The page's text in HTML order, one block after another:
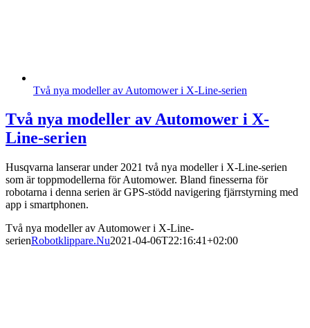
Två nya modeller av Automower i X-Line-serien
Två nya modeller av Automower i X-
Line-serien
Husqvarna lanserar under 2021 två nya modeller i X-Line-serien
som är toppmodellerna för Automower. Bland finesserna för
robotarna i denna serien är GPS-stödd navigering fjärrstyrning med
app i smartphonen.
Två nya modeller av Automower i X-Line-
serienRobotklippare.Nu2021-04-06T22:16:41+02:00